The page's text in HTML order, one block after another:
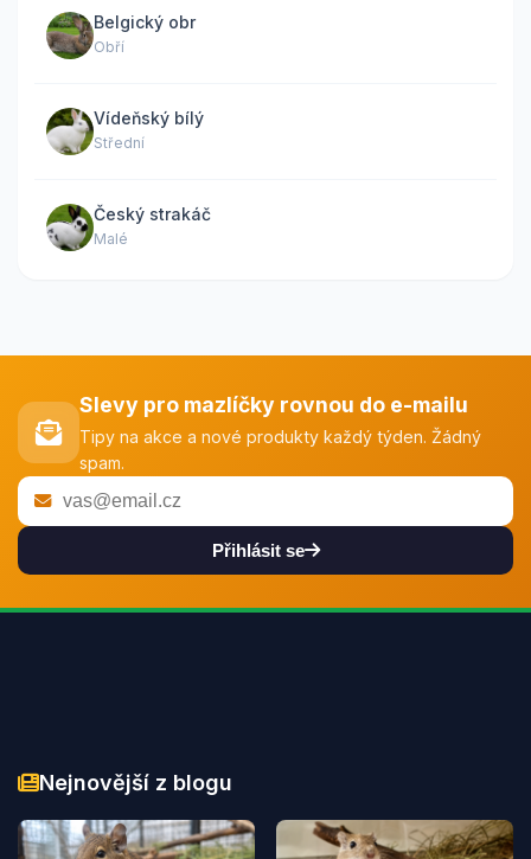
Belgický obr
Obří
Vídeňský bílý
Střední
Český strakáč
Malé
Slevy pro mazlíčky rovnou do e-mailu
Tipy na akce a nové produkty každý týden. Žádný
spam.
Přihlásit se
Nejnovější z blogu